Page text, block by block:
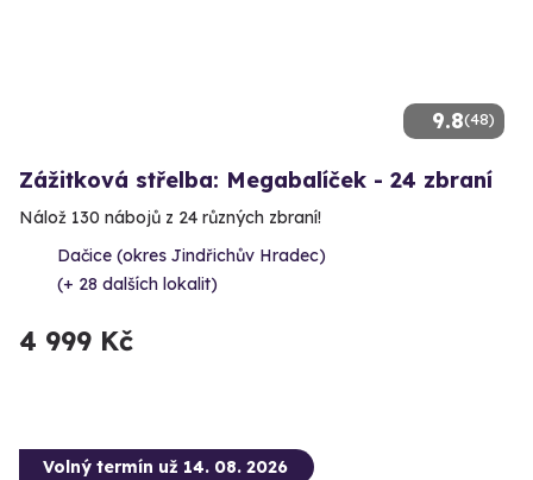
9.8(48)
Zážitková střelba: Megabalíček - 24 zbraní
Nálož 130 nábojů z 24 různých zbraní!
Dačice (okres Jindřichův Hradec)
(+ 28 dalších lokalit)
4 999 Kč
Volný termín už 14. 08. 2026